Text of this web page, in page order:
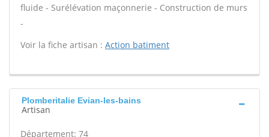
fluide - Surélévation maçonnerie - Construction de murs
-
Voir la fiche artisan : Action batiment
Plomberitalie Evian-les-bains
Artisan
Département: 74